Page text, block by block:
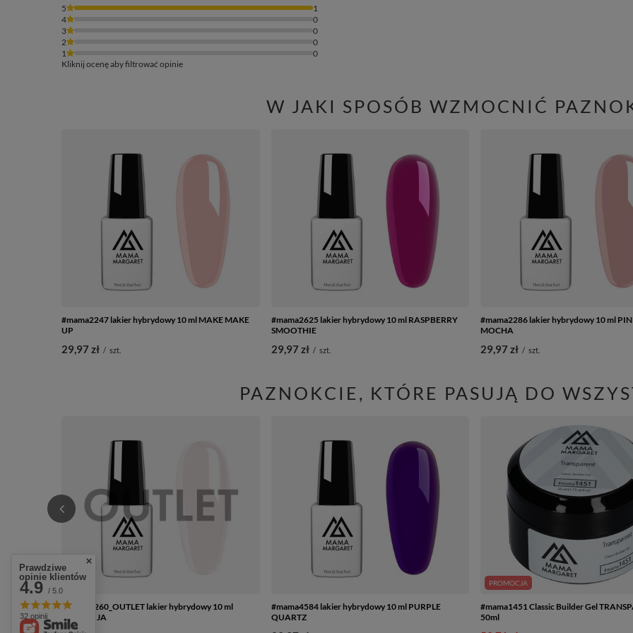
5
1
4
0
3
0
2
0
1
0
Kliknij ocenę aby filtrować opinie
W JAKI SPOSÓB WZMOCNIĆ
#mama2247 lakier hybrydowy 10 ml MAKE MAKE
UP
29,97 zł / szt.
#mama2625 lakier hybrydowy 10 ml RASPBERRY
SMOOTHIE
29,97 zł / szt.
#mama2286 lakier hybrydowy 10 ml
MOCHA
29,97 zł / szt.
PAZNOKCIE, KTÓRE PASUJĄ DO
#mama2260_OUTLET lakier hybrydowy 10 ml
SARANUJA
#mama4584 lakier hybrydowy 10 ml PURPLE
QUARTZ
PROMOCJA
#mama1451 Classic Builder Gel
50ml
Prawdziwe
opinie klientów
4.9 / 5.0
32 opinii